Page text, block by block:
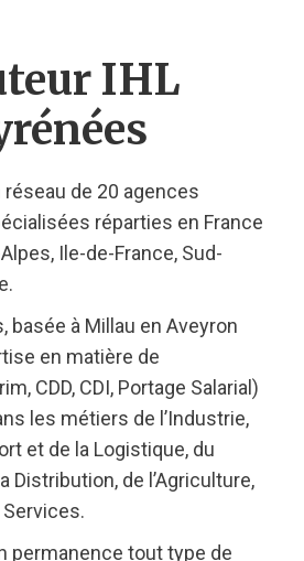
IHL
réseau de 20 agences
réparties en France
Ile-de-France, Sud-
basée à Millau en Aveyron
en matière de
CDD, CDI, Portage Salarial)
les métiers de l’Industrie,
et de la Logistique, du
Distribution, de l’Agriculture,
permanence tout type de